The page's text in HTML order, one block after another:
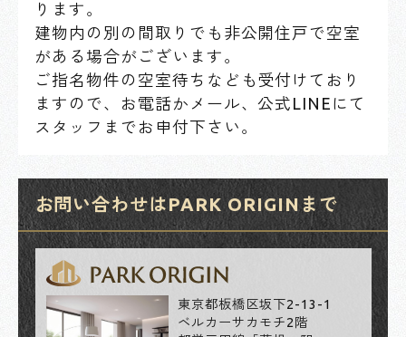
ります。
建物内の別の間取りでも非公開住戸で空室
がある場合がございます。
ご指名物件の空室待ちなども受付けており
ますので、お電話かメール、公式LINEにて
スタッフまでお申付下さい。
お問い合わせはPARK ORIGINまで
東京都板橋区坂下2-13-1
ベルカーサカモチ2階